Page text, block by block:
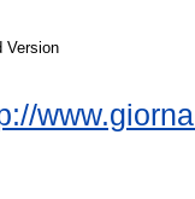
Version